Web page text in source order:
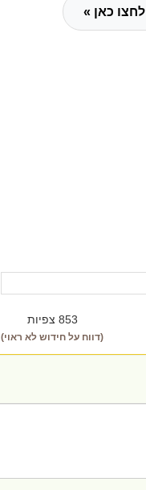
לחצו כאן »
853 צפיות
(דווח על חידוש לא ראוי)